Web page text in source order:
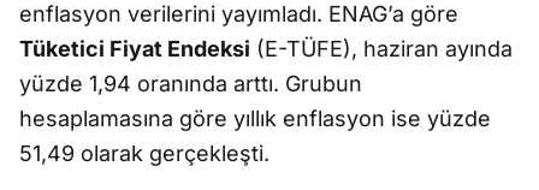
enflasyon verilerini yayımladı. ENAG’a göre
Tüketici Fiyat Endeksi (E-TÜFE), haziran ayında
yüzde 1,94 oranında arttı. Grubun
hesaplamasına göre yıllık enflasyon ise yüzde
51,49 olarak gerçekleşti.